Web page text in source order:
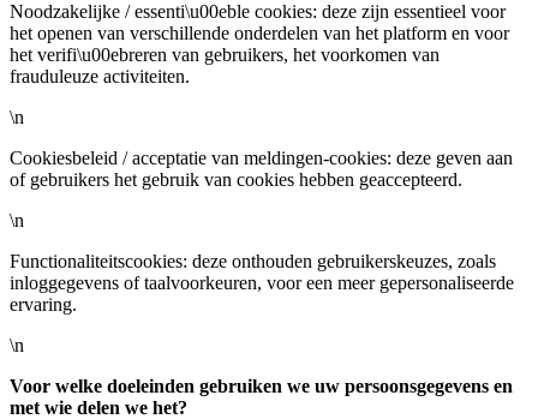
Noodzakelijke / essenti\u00eble cookies: deze zijn essentieel voor
het openen van verschillende onderdelen van het platform en voor
het verifi\u00ebreren van gebruikers, het voorkomen van
frauduleuze activiteiten.
\n
Cookiesbeleid / acceptatie van meldingen-cookies: deze geven aan
of gebruikers het gebruik van cookies hebben geaccepteerd.
\n
Functionaliteitscookies: deze onthouden gebruikerskeuzes, zoals
inloggegevens of taalvoorkeuren, voor een meer gepersonaliseerde
ervaring.
\n
Voor welke doeleinden gebruiken we uw persoonsgegevens en
met wie delen we het?